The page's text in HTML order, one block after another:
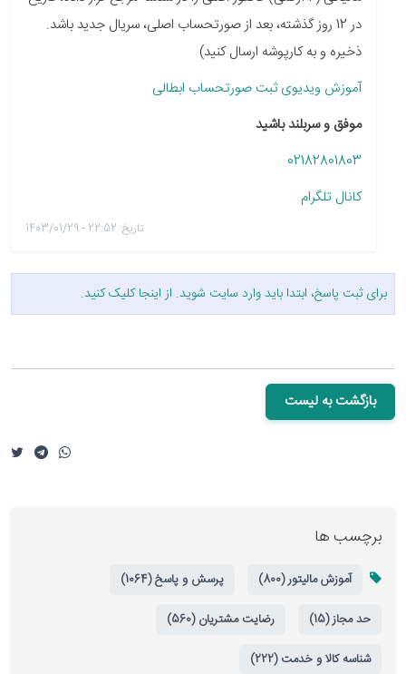
در 12 روز گذشته، بعد از صورتحساب اصلی، سریال جدید باشد.
ذخیره و به کارپوشه ارسال کنید)
آموزش ویدیوی ثبت صورتحساب ابطالی
موفق و سربلند باشید
02182801803
کانال تلگرام
تاریخ: 22:52 - 1403/01/29
برای ثبت پاسخ، ابتدا باید وارد سایت شوید. از اینجاکلیک کنید.
بازگشت به لیست
برچسب ها
آموزش مالیتور (800)
پرسش و پاسخ (1064)
حد مجاز (15)
رضایت مشتریان (560)
شناسه کالا و خدمت (222)